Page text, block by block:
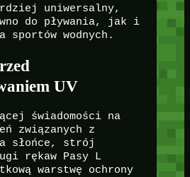
uniwersalny,
do pływania, jak i
sportów wodnych.
UV
świadomości na
związanych z
słońce, strój
rękaw Pasy L
warstwę ochrony